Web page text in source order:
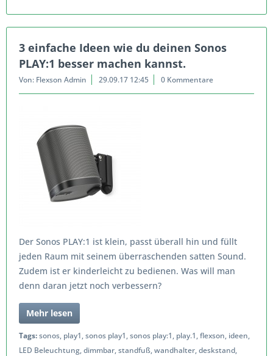
3 einfache Ideen wie du deinen Sonos
PLAY:1 besser machen kannst.
Von: Flexson Admin 29.09.17 12:45 0 Kommentare
Der Sonos PLAY:1 ist klein, passt überall hin und füllt
jeden Raum mit seinem überraschenden satten Sound.
Zudem ist er kinderleicht zu bedienen. Was will man
denn daran jetzt noch verbessern?
Mehr lesen
Tags:sonos, play1,sonos play1,sonos play:1, play.1,flexson, ideen,
LED Beleuchtung,dimmbar,standfuß,wandhalter,deskstand,